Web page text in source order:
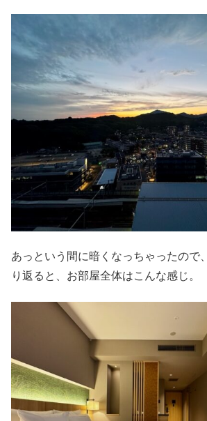
あっという間に暗くなっちゃったので
り返ると、お部屋全体はこんな感じ。